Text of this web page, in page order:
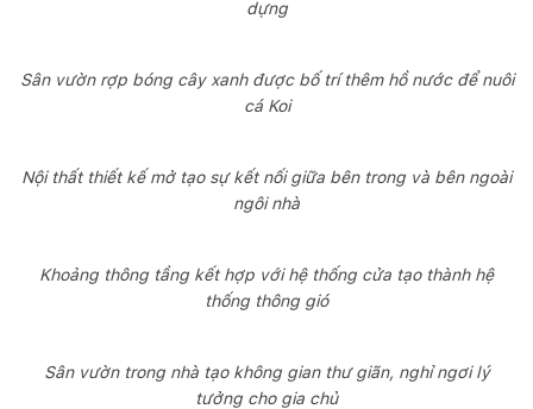
dựng
Sân vườn rợp bóng cây xanh được bố trí thêm hồ nước để nuôi
cá Koi
Nội thất thiết kế mở tạo sự kết nối giữa bên trong và bên ngoài
ngôi nhà
Khoảng thông tầng kết hợp với hệ thống cửa tạo thành hệ
thống thông gió
Sân vườn trong nhà tạo không gian thư giãn, nghỉ ngơi lý
tưởng cho gia chủ